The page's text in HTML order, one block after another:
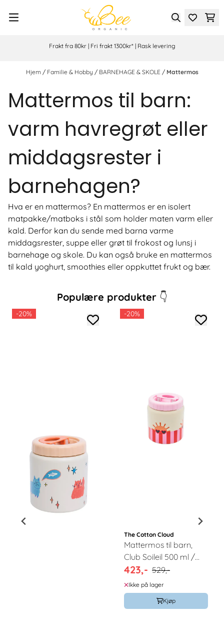
Frakt fra 80kr | Fri frakt 1300kr* | Rask levering
Hjem / Familie & Hobby / BARNEHAGE & SKOLE / Mattermos
Mattermos til barn:
varm havregrøt eller
middagsrester i
barnehagen?
Hva er en mattermos? En mattermos er en isolert
matpakke/matboks i stål som holder maten varm eller
kald. Derfor kan du sende med barna varme
middagsrester, suppe eller grøt til frokost og lunsj i
barnehage og skole. Du kan også bruke en mattermos
til kald yoghurt, smoothies eller oppkuttet frukt og bær.
Populære produkter 👇
-20% -20%
The Cotton Cloud
Mattermos til barn,
Club Soileil 500 ml /
The Cotton Cloud
423,- 529,-
Ikke på lager
Kjøp